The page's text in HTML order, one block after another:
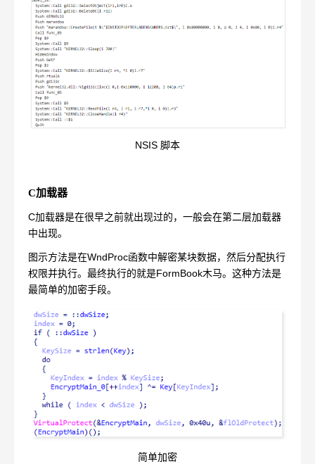
NSIS 脚本
C加载器
C加载器是在很早之前就出现过的，一般会在第二层加载器
中出现。
图示方法是在WndProc函数中解密某块数据，然后分配执行
权限并执行。最终执行的就是FormBook木马。这种方法是
最简单的加密手段。
简单加密